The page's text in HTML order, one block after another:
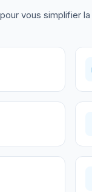
vous simplifier la